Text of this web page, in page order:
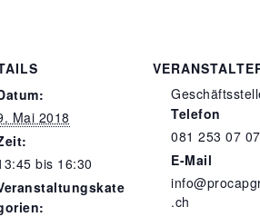
Mai 2018
bis 16:30
Telefon
081 253 07 07
E-Mail
.ch